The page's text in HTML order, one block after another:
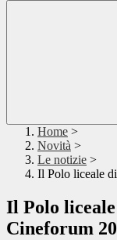
Home >
Novità >
Le notizie >
Il Polo liceale
Il Polo
Cineforum